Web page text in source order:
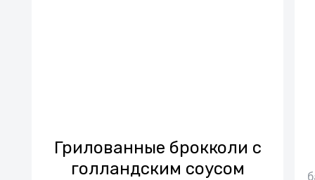
Грилованные брокколи с
голландским соусом